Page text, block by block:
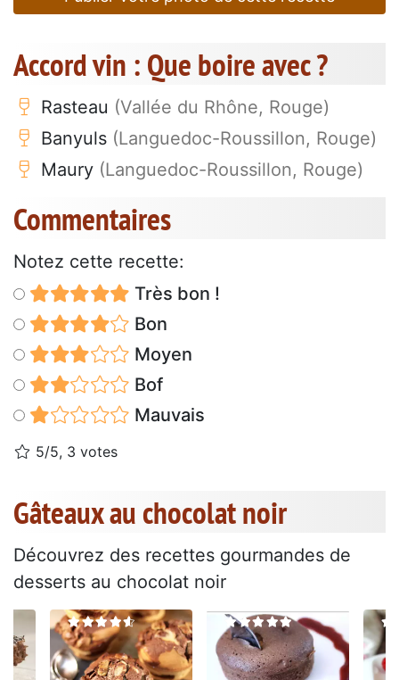
Accord vin : Que boire avec ?
Rasteau (Vallée du Rhône, Rouge)
Banyuls (Languedoc-Roussillon, Rouge)
Maury (Languedoc-Roussillon, Rouge)
Commentaires
Notez cette recette:
Très bon !
Bon
Moyen
Bof
Mauvais
5/5, 3 votes
Gâteaux au chocolat noir
Découvrez des recettes gourmandes de
desserts au chocolat noir